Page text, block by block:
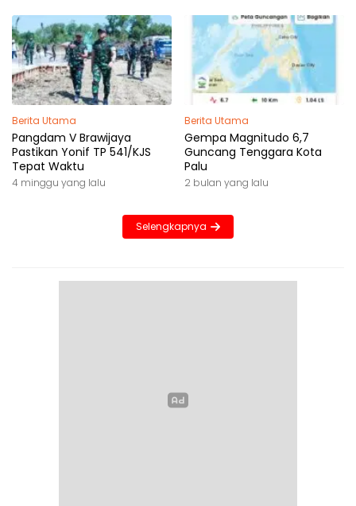
Berita Utama
Pangdam V Brawijaya
Pastikan Yonif TP 541/KJS
Tepat Waktu
4 minggu yang lalu
Berita Utama
Gempa Magnitudo 6,7
Guncang Tenggara Kota
Palu
2 bulan yang lalu
Selengkapnya